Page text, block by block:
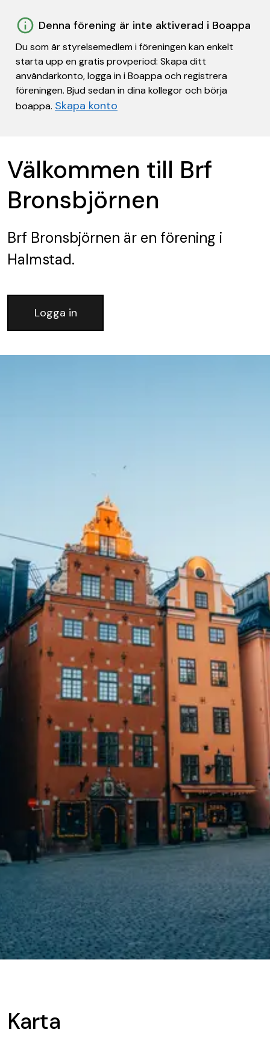
Denna förening är inte aktiverad i Boappa
Du som är styrelsemedlem i föreningen kan enkelt
starta upp en gratis provperiod: Skapa ditt
användarkonto, logga in i Boappa och registrera
föreningen. Bjud sedan in dina kollegor och börja
boappa. Skapa konto
Välkommen till Brf
Bronsbjörnen
Brf Bronsbjörnen är en förening i
Halmstad.
Logga in
Karta